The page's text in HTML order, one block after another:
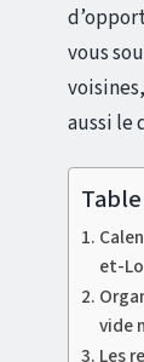
vous
aussi le
et-
vide
Les